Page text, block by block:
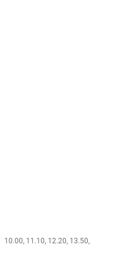
10.00, 11.10, 12.20, 13.50,